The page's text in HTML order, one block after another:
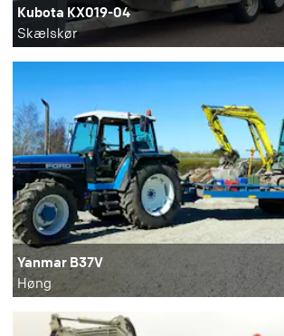
Kubota KX019-04
Skælskør
Yanmar B37V
Høng